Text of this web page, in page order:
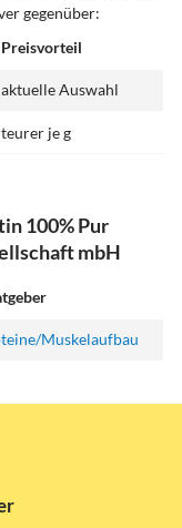
gegenüber:
Preisvorteil
aktuelle Auswahl
teurer je g
100% Pur
mbH
Muskelaufbau